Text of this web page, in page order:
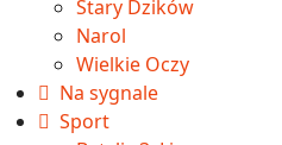
Stary Dzików
Narol
Wielkie Oczy
Na sygnale
Sport